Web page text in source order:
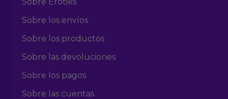
Sobre los envíos
Sobre los productos
Sobre las devoluciones
Sobre los pagos
Sobre las cuentas